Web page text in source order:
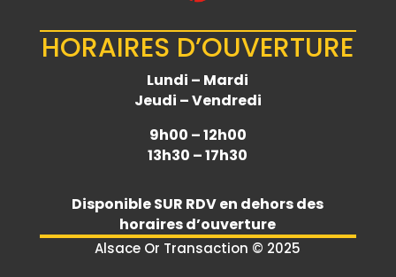
HORAIRES D’OUVERTURE
Lundi – Mardi
Jeudi – Vendredi
9h00 – 12h00
13h30 – 17h30
DisponibleSUR RDVen dehors des
horaires d’ouverture
Alsace Or Transaction © 2025